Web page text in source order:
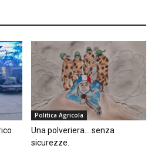
Politica Agricola
Una polveriera… senza
sicurezze.